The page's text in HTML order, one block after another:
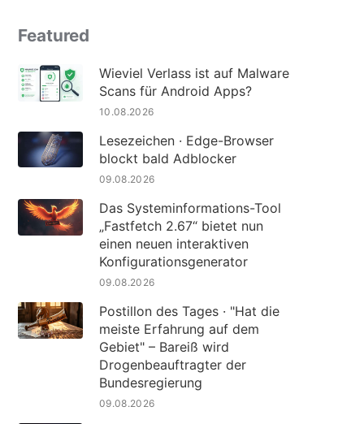
Featured
Wieviel Verlass ist auf Malware
Scans für Android Apps?
10.08.2026
Lesezeichen · Edge-Browser
blockt bald Adblocker
09.08.2026
Das Systeminformations-Tool
„Fastfetch 2.67“ bietet nun
einen neuen interaktiven
Konfigurationsgenerator
09.08.2026
Postillon des Tages · "Hat die
meiste Erfahrung auf dem
Gebiet" – Bareiß wird
Drogenbeauftragter der
Bundesregierung
09.08.2026